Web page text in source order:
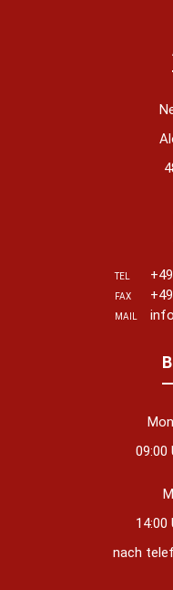
TEL
FAX
MAIL
09:00
14:00
nach